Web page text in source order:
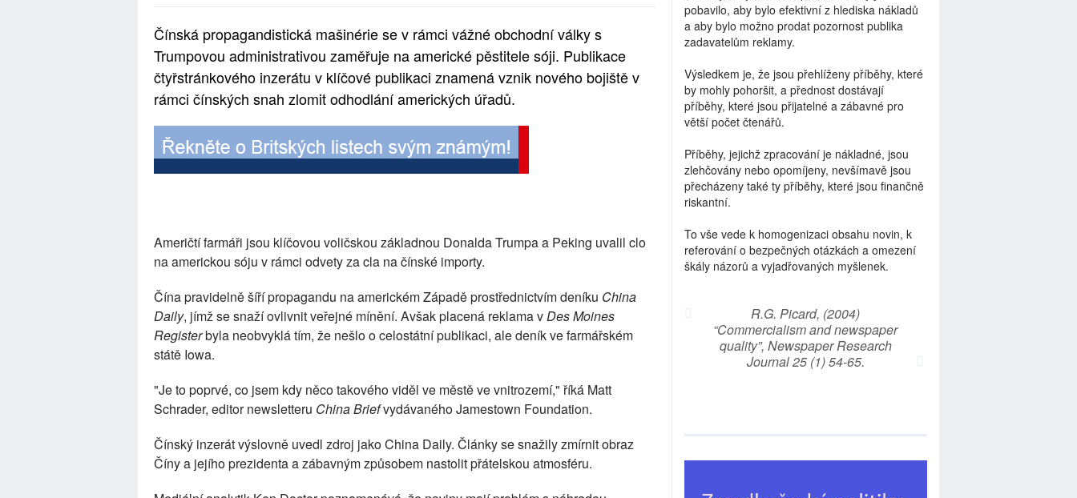
Čínská propagandistická mašinérie se v rámci vážné obchodní války s
Trumpovou administrativou zaměřuje na americké pěstitele sóji. Publikace
čtyřstránkového inzerátu v klíčové publikaci znamená vznik nového bojiště v
rámci čínských snah zlomit odhodlání amerických úřadů.
Američtí farmáři jsou klíčovou voličskou základnou Donalda Trumpa a Peking uvalil clo
na americkou sóju v rámci odvety za cla na čínské importy.
Čína pravidelně šíří propagandu na americkém Západě prostřednictvím deníku China
Daily, jímž se snaží ovlivnit veřejné mínění. Avšak placená reklama vDes Moines
Registerbyla neobvyklá tím, že nešlo o celostátní publikaci, ale deník ve farmářském
státě Iowa.
"Je to poprvé, co jsem kdy něco takového viděl ve městě ve vnitrozemí," říká Matt
Schrader, editor newsletteru China Briefvydávaného Jamestown Foundation.
Čínský inzerát výslovně uvedl zdroj jako China Daily. Články se snažily zmírnit obraz
Číny a jejího prezidenta a zábavným způsobem nastolit přátelskou atmosféru.
pobavilo, aby bylo efektivní z hlediska nákladů
a aby bylo možno prodat pozornost publika
zadavatelům reklamy.
Výsledkem je, že jsou přehlíženy příběhy, které
by mohly pohoršit, a přednost dostávají
příběhy, které jsou přijatelné a zábavné pro
větší počet čtenářů.
Příběhy, jejichž zpracování je nákladné, jsou
zlehčovány nebo opomíjeny, nevšímavě jsou
přecházeny také ty příběhy, které jsou finančně
riskantní.
To vše vede k homogenizaci obsahu novin, k
referování o bezpečných otázkách a omezení
škály názorů a vyjadřovaných myšlenek.
R.G. Picard, (2004)
“Commercialism and newspaper
quality”, Newspaper Research
Journal 25 (1) 54-65.